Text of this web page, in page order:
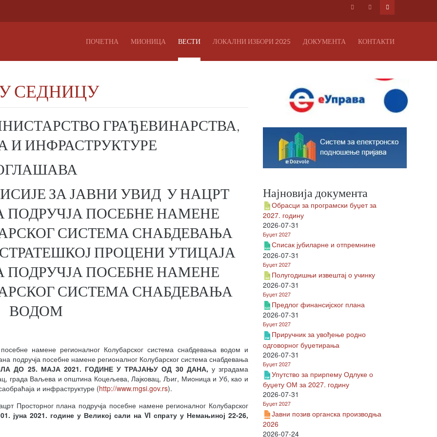
ПОЧЕТНА МИОНИЦА ВЕСТИ ЛОКАЛНИ ИЗБОРИ 2025 ДОКУМЕНТА КОНТАКТИ
СЕДНИЦУ
ГРАЂЕВИНАРСТВА,
И ИНФРАСТРУКТУРЕ
ЗА ЈАВНИ УВИД У НАЦРТ
ПОСЕБНЕ НАМЕНЕ
СИСТЕМА СНАБДЕВАЊА
ПРОЦЕНИ УТИЦАЈА
ПОСЕБНЕ НАМЕНЕ
СИСТЕМА СНАБДЕВАЊА
ВОДОМ
намене регионалног Колубарског система снабдевања водом и
подручја посебне намене регионалног Колубарског система снабдевања
ДО 25. МАЈА 2021. ГОДИНЕУ ТРАЈАЊУ ОД 30 ДАНА, у зградама
града Ваљева и општина Коцељева, Лајковац, Љиг, Мионица и Уб, као и
и инфраструктуре (http://www.mgsi.gov.rs).
Просторног плана подручја посебне намене регионалног Колубарског
јуна 2021. године у Великој сали на VI спрату у Немањиној 22-26,
Најновија документа
Обрасци за програмски буџет за
2027. годину
2026-07-31
Буџет 2027
Списак јубиларне и отпремнине
2026-07-31
Буџет 2027
Полугодишњи извештај о учинку
2026-07-31
Буџет 2027
Предлог финансијског плана
2026-07-31
Буџет 2027
Приручник за увођење родно
одговорног буџетирања
2026-07-31
Буџет 2027
Упутство за прирпему Одлуке о
буџету ОМ за 2027. годину
2026-07-31
Буџет 2027
Јавни позив органска производња
2026
2026-07-24